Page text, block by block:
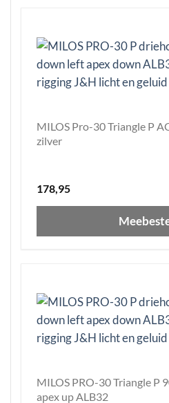
MILOS Pro-30 Triangle P
zilver
178,95
MILOS PRO-30 Triangle P
apex up ALB32